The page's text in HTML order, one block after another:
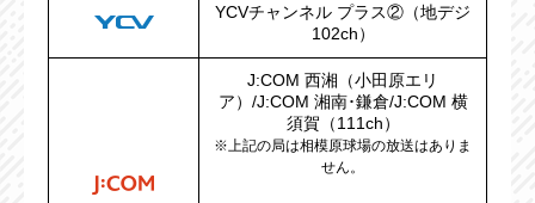
YCVチャンネル プラス②（地デジ
102ch）
J:COM 西湘（小田原エリ
ア）/J:COM 湘南･鎌倉/J:COM 横
須賀（111ch）
※上記の局は相模原球場の放送はありま
せん。